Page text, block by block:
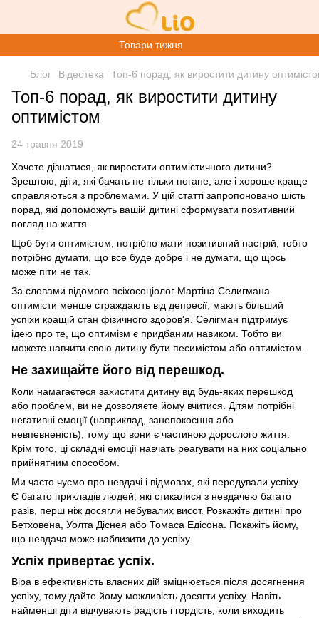
Товари тижня
Блог Відеотека Топ-6 порад, як виростити дитину
Топ-6 порад, як виростити дитину
оптимістом
24 травня 2019
Хочете дізнатися, як виростити оптимістичного дитини?
Зрештою, діти, які бачать не тільки погане, але і хороше краще
справляються з проблемами. У цій статті запропоновано шість
порад, які допоможуть вашій дитині сформувати позитивний
погляд на життя.
Щоб бути оптимістом, потрібно мати позитивний настрій, тобто
потрібно думати, що все буде добре і не думати, що щось
може піти не так.
За словами відомого псіхосоціолог Мартіна Селигмана
оптимісти менше страждають від депресії, мають більший
успіхи кращій стан фізичного здоров'я. Селігман підтримує
ідею про те, що оптимізм є придбаним навиком. Тобто ви
можете навчити свою дитину бути песимістом або оптимістом.
Не захищайте його від перешкод.
Коли намагаєтеся захистити дитину від будь-яких перешкод
або проблем, ви не дозволяєте йому вчитися. Дітям потрібні
негативні емоції (наприклад, занепокоєння або
невпевненість), тому що вони є частиною дорослого життя.
Крім того, ці складні емоції навчать реагувати на них соціально
прийнятним способом.
Ми часто чуємо про невдачі і відмовах, які передували успіху.
Є багато прикладів людей, які стикалися з невдачею багато
разів, перш ніж досягли небувалих висот. Розкажіть дитині про
Бетховена, Уолта Діснея або Томаса Едісона. Покажіть йому,
що невдача може наблизити до успіху.
Успіх привертає успіх.
Віра в ефективність власних дій зміцнюється після досягнення
успіху, тому дайте йому можливість досягти успіху. Навіть
найменші діти відчувають радість і гордість, коли виходить